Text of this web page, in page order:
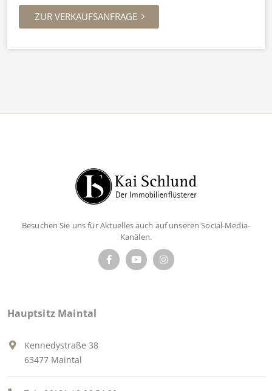
ZUR VERKAUFSANFRAGE
Besuchen Sie uns für Aktuelles auch auf unseren Social-Media-
Kanälen.
Hauptsitz Maintal
Kennedystraße 38
63477 Maintal